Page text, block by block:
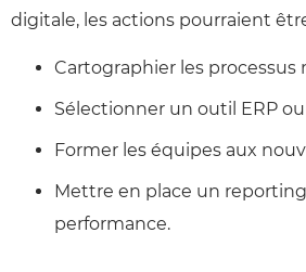
digitale, les actions pourraient
Cartographier les processus
Sélectionner un outil ERP ou
Former les équipes aux
Mettre en place un
performance.